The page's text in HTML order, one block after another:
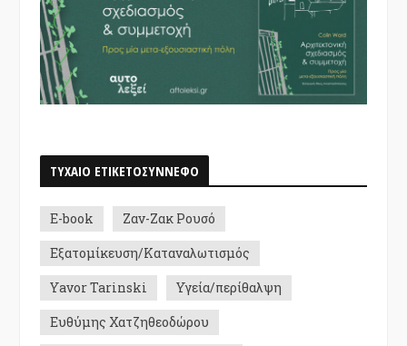
ΤΥΧΑΙΟ ΕΤΙΚΕΤΟΣΥΝΝΕΦΟ
E-book
Ζαν-Ζακ Ρουσό
Εξατομίκευση/Καταναλωτισμός
Yavor Tarinski
Υγεία/περίθαλψη
Ευθύμης Χατζηθεοδώρου